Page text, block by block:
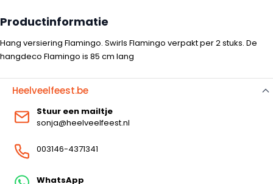
Productinformatie
Hang versiering Flamingo. Swirls Flamingo verpakt per 2 stuks. De
hangdeco Flamingo is 85 cm lang
Heelveelfeest.be
Stuur een mailtje
sonja@heelveelfeest.nl
003146-4371341
WhatsApp